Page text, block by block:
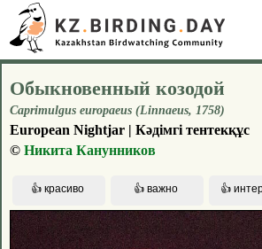
Обыкновенный козодой
Caprimulgus europaeus (Linnaeus, 1758)
European Nightjar | Кәдімгі тентекқұс
© Никита Канунников